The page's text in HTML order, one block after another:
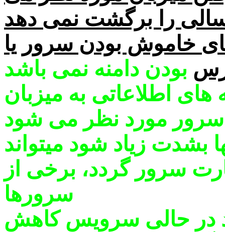
را برگشت نمی دهد
خاموش بودن سرور یا
بودن دامنه نمی باشد
های اطلاعاتی به میزبان
مورد نظر می شود
بشدت زیاد شود میتواند
سرور گردد، برخی از
سرورها
در حالی سرویس کاهش